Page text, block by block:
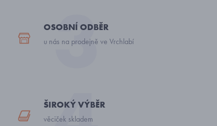
OSOBNÍ ODBĚR
u nás na prodejně ve Vrchlabí
ŠIROKÝ VÝBĚR
věciček skladem